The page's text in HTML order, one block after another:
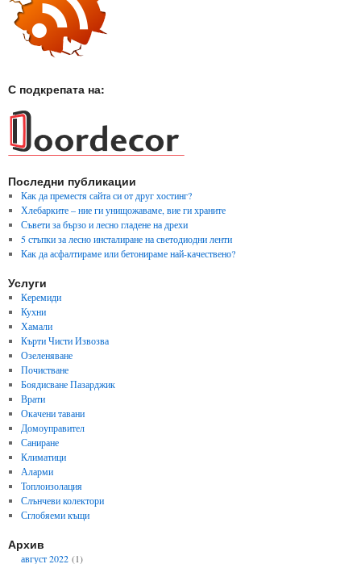
С подкрепата на:
Последни публикации
Как да преместя сайта си от друг хостинг?
Хлебарките – ние ги унищожаваме, вие ги храните
Съвети за бързо и лесно гладене на дрехи
5 стъпки за лесно инсталиране на светодиодни ленти
Как да асфалтираме или бетонираме най-качествено?
Услуги
Керемиди
Кухни
Хамали
Кърти Чисти Извозва
Озеленяване
Почистване
Боядисване Пазарджик
Врати
Окачени тавани
Домоуправител
Саниране
Климатици
Аларми
Топлоизолация
Слънчеви колектори
Сглобяеми къщи
Архив
август 2022(1)